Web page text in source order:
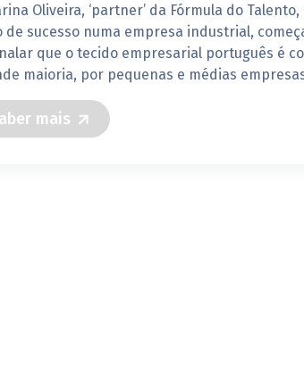
Oliveira, ‘partner’ da Fórmula do
de sucesso numa empresa industrial,
que o tecido empresarial português é
maioria, por pequenas e médias
mais